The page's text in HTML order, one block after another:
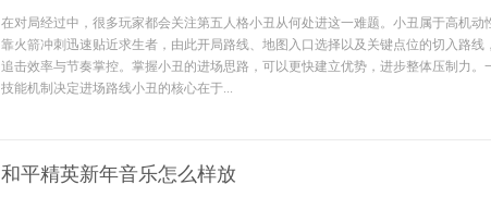
在对局经过中，很多玩家都会关注第五人格小丑从何处进这一难题。小丑属于高机动
靠火箭冲刺迅速贴近求生者，由此开局路线、地图入口选择以及关键点位的切入路线
追击效率与节奏掌控。掌握小丑的进场思路，可以更快建立优势，进步整体压制力。
技能机制决定进场路线小丑的核心在于...
和平精英新年音乐怎么样放